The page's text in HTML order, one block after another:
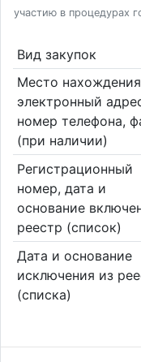
участию в процедурах
Вид закупок
Место
электронный
номер телефона,
(при наличии)
Регистрационный
номер, дата и
основание
реестр (список)
Дата и основание
исключения из
(списка)